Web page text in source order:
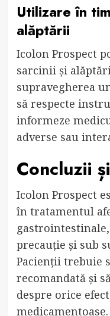
Utilizare în
alăptării
Icolon Prospect
sarcinii și
supravegherea
să respecte
informeze
adverse sau
Concluzii
Icolon Prospect
în tratamentul
precauție și sub
Pacienții trebuie
recomandată și
despre orice
medicamentoase.